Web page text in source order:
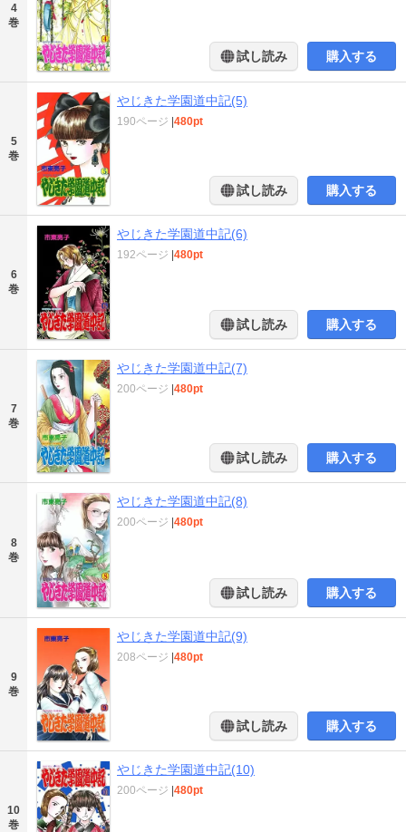
4
巻
試し読み 購入する
5
巻
やじきた学園道中記(5)
190ページ |480pt
試し読み 購入する
6
巻
やじきた学園道中記(6)
192ページ |480pt
試し読み 購入する
7
巻
やじきた学園道中記(7)
200ページ |480pt
試し読み 購入する
8
巻
やじきた学園道中記(8)
200ページ |480pt
試し読み 購入する
9
巻
やじきた学園道中記(9)
208ページ |480pt
試し読み 購入する
10
巻
やじきた学園道中記(10)
200ページ |480pt